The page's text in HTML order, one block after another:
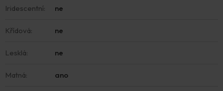
Iridescentní: ne
Křídová: ne
Lesklá: ne
Matná: ano